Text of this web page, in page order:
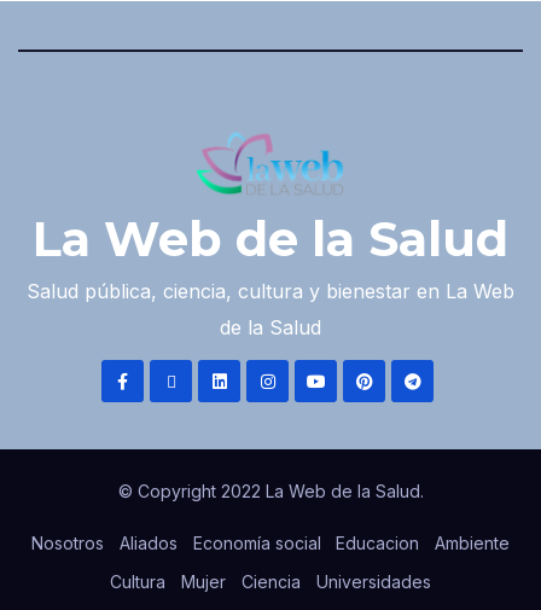
La Web de la Salud
Salud pública, ciencia, cultura y bienestar en La Web
de la Salud
© Copyright 2022 La Web de la Salud.
Nosotros Aliados Economía social Educacion
Ambiente
Cultura
Mujer Ciencia Universidades